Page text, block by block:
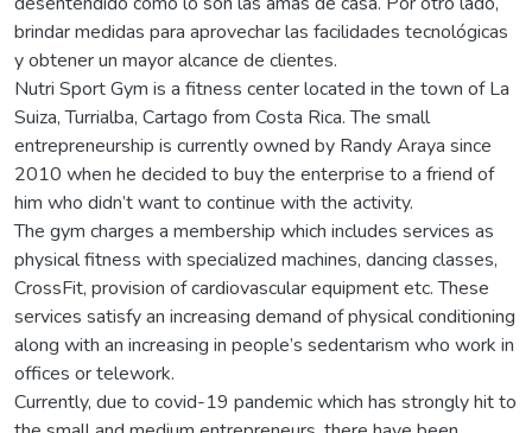
brindar medidas para aprovechar las facilidades tecnológicas
y obtener un mayor alcance de clientes.
Nutri Sport Gym is a fitness center located in the town of La
Suiza, Turrialba, Cartago from Costa Rica. The small
entrepreneurship is currently owned by Randy Araya since
2010 when he decided to buy the enterprise to a friend of
him who didn’t want to continue with the activity.
The gym charges a membership which includes services as
physical fitness with specialized machines, dancing classes,
CrossFit, provision of cardiovascular equipment etc. These
services satisfy an increasing demand of physical conditioning
along with an increasing in people’s sedentarism who work in
offices or telework.
Currently, due to covid-19 pandemic which has strongly hit to